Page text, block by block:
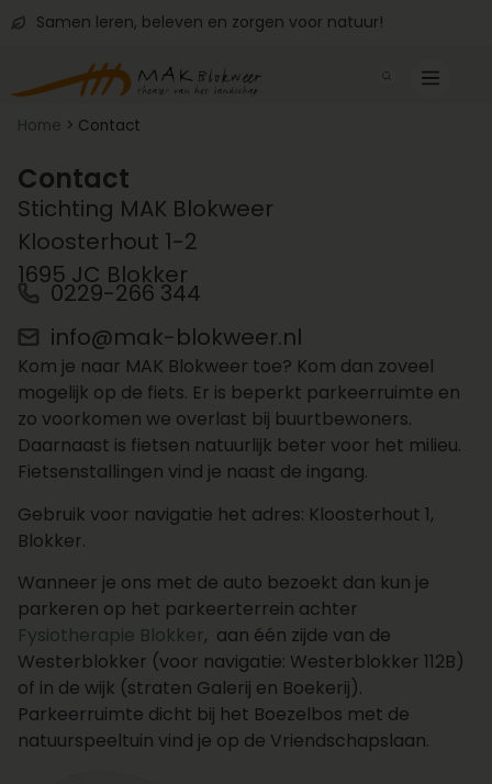
Samen leren, beleven en zorgen voor natuur!
Home > Contact
Contact
Stichting MAK Blokweer
Kloosterhout 1-2
1695 JC Blokker
0229-266 344
info@mak-blokweer.nl
Kom je naar MAK Blokweer toe? Kom dan zoveel
mogelijk op de fiets. Er is beperkt parkeerruimte en
zo voorkomen we overlast bij buurtbewoners.
Daarnaast is fietsen natuurlijk beter voor het milieu.
Fietsenstallingen vind je naast de ingang.
Gebruik voor navigatie het adres: Kloosterhout 1,
Blokker.
Wanneer je ons met de auto bezoekt dan kun je
parkeren op het parkeerterrein achter
Fysiotherapie Blokker, aan één zijde van de
Westerblokker (voor navigatie: Westerblokker 112B)
of in de wijk (straten Galerij en Boekerij).
Parkeerruimte dicht bij het Boezelbos met de
natuurspeeltuin vind je op de Vriendschapslaan.